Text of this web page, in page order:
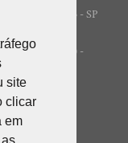
site
clicar
em
site
clicar
em
- São Paulo - SP
GROUP) -